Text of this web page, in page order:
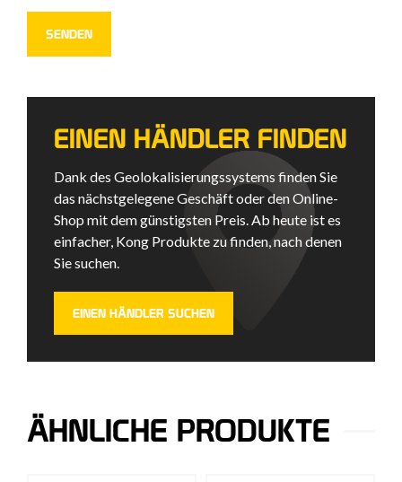
EINEN HÄNDLER FINDEN
Dank des Geolokalisierungssystems finden Sie
das nächstgelegene Geschäft oder den Online-
Shop mit dem günstigsten Preis. Ab heute ist es
einfacher, Kong Produkte zu finden, nach denen
Sie suchen.
EINEN HÄNDLER SUCHEN
ÄHNLICHE PRODUKTE